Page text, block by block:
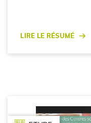
Lire le résumé